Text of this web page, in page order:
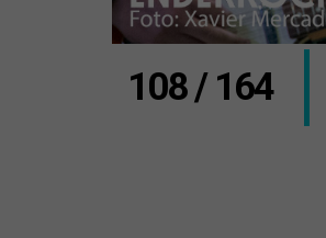
108 / 164